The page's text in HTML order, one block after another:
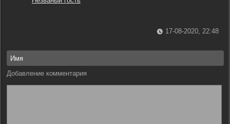
17-08-2020, 22:48
Добавление комментария